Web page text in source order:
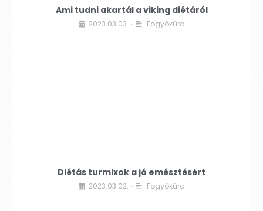
Ami tudni akartál a viking diétáról
2023.03.03. • Fogyókúra
Diétás turmixok a jó emésztésért
2023.03.02. • Fogyókúra